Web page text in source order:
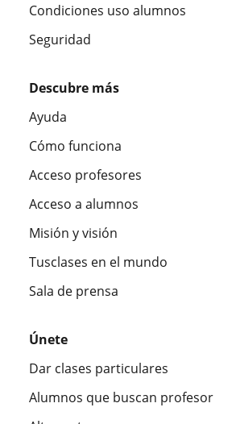
Condiciones uso alumnos
Seguridad
Descubre más
Ayuda
Cómo funciona
Acceso profesores
Acceso a alumnos
Misión y visión
Tusclases en el mundo
Sala de prensa
Únete
Dar clases particulares
Alumnos que buscan profesor